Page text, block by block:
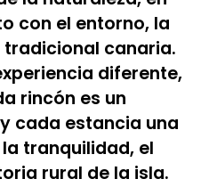
con el entorno, la
canaria.
diferente,
rincón es un
cada estancia una
tranquilidad, el
rural de la isla.